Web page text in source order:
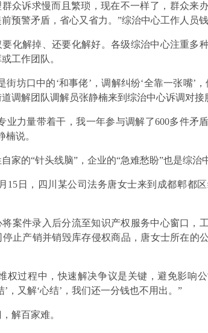
众诉求慢而且繁琐，现在不一样了，群众来
预警矛盾，省心又省力。”综治中心工作人员钱
要化解掉、还要化解好。各级综治中心注重多
工作团队。
坊口中的‘和事佬’，调解纠纷‘全靠一张嘴’
调解团队调解员张静楠来到综治中心诉调对接
业力量带着干，我一年参与调解了600多件矛
楠说。
家的“针头线脑”，企业的“急难愁盼”也是综治
15日，四川某公司法务唐女士来到成都郫都
将案件录入后分流至知识产权服务中心窗口，
止产销并销毁库存侵权商品，唐女士所在的
权过程中，快速解决争议是关键，避免影响
’，又解‘心结’，我们还一分钱也不用出。”
解百家难。